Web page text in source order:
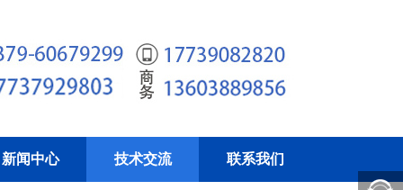
新闻中心 技术交流 联系我们